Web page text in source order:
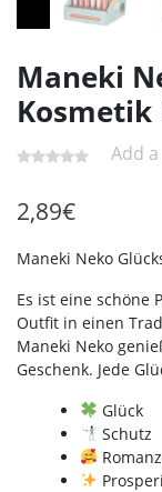
Maneki
Kosmetik
Add
2,89€
Maneki Neko
Es ist eine schöne
Outfit in einen
Maneki Neko
Geschenk. Jede
Glück
Schutz